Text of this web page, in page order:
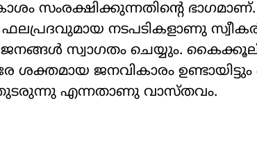
സംരക്ഷിക്കുന്നതിന്‍റെ
നടപടികളാണു
സ്വാഗതം ചെയ്യും.
ശക്തമായ ജനവികാരം ഉണ്ടായിട്ടും
എന്നതാണു വാസ്തവം.